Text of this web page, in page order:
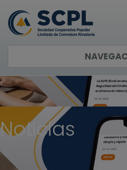
Noticias